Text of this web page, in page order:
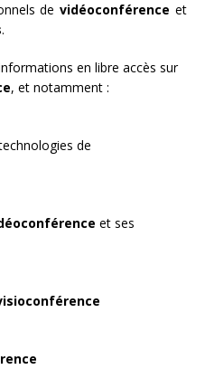
devidéoconférence et
.
en libre accès sur
, et notamment :
de
et ses